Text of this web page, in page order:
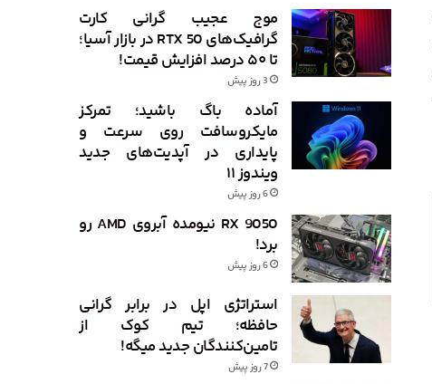
موج عجیب گرانی کارت
گرافیک‌های RTX 50 در بازار آسیا؛
تا ۵۰ درصد افزایش قیمت!
3 روز پیش
آماده باگ باشید؛ تمرکز
مایکروسافت روی سرعت و
پایداری در آپدیت‌های جدید
ویندوز ۱۱
6 روز پیش
RX 9050 نیومده آبروی AMD رو
برد!
6 روز پیش
استراتژی اپل در برابر گرانی
حافظه؛ تیم کوک از
تامین‌کنندگان جدید میگه!
7 روز پیش